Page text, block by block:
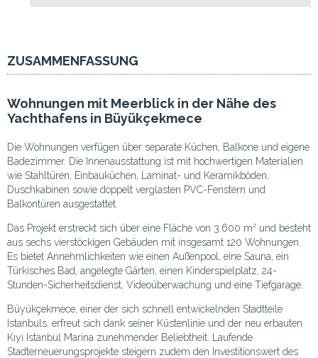
ZUSAMMENFASSUNG
Wohnungen mit Meerblick in der Nähe des
Yachthafens in Büyükçekmece
Die Wohnungen verfügen über separate Küchen, Balkone und eigene
Badezimmer. Die Innenausstattung ist mit hochwertigen Materialien
wie Stahltüren, Einbauküchen, Laminat- und Keramikböden,
Duschkabinen sowie doppelt verglasten PVC-Fenstern und
Balkontüren ausgestattet.
Das Projekt erstreckt sich über eine Fläche von 3.600 m² und besteht
aus sechs vierstöckigen Gebäuden mit insgesamt 120 Wohnungen.
Es bietet Annehmlichkeiten wie einen Außenpool, eine Sauna, ein
Türkisches Bad, angelegte Gärten, einen Kinderspielplatz, 24-
Stunden-Sicherheitsdienst, Videoüberwachung und eine Tiefgarage.
Büyükçekmece, einer der sich schnell entwickelnden Stadtteile
Istanbuls, erfreut sich dank seiner Küstenlinie und der neu erbauten
Kıyı Istanbul Marina zunehmender Beliebtheit. Laufende
Stadterneuerungsprojekte steigern zudem den Investitionswert des